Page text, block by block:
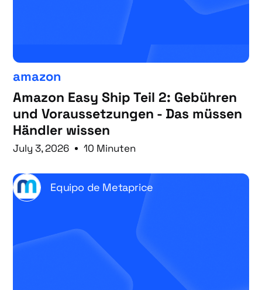
amazon
Amazon Easy Ship Teil 2: Gebühren
und Voraussetzungen - Das müssen
Händler wissen
July 3, 2026 10 Minuten
Equipo de Metaprice